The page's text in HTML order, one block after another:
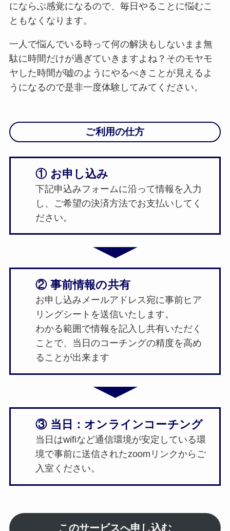
にならぶ感覚になるので、毎日やることに悩むこ
ともなくなります。
一人で悩んでいる時って何の解決もしないまま無
駄に時間だけが過ぎていきますよね？そのモヤモ
ヤした時間が嘘のようにやるべきことが見えるよ
うになるので是非一度体験してみてください。
ご利用の仕方
① お申し込み
下記申込みフォームに沿って情報を入力
し、ご希望の決済方法でお支払いしてく
ださい。
② 事前情報の共有
お申し込みメールアドレス宛に事前ヒア
リングシートを送信いたします。
わかる範囲で情報を記入し共有いただく
ことで、当日のコーチングの精度を高め
ることが出来ます
③ 当日：オンラインコーチング
当日はwifiなど通信環境が安定している環
境で事前に送信されたzoomリンクからご
入室ください。
このサービスへ申し込む